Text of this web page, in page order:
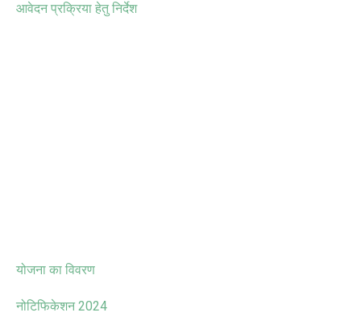
आवेदन प्रक्रिया हेतु निर्देश
योजना का विवरण
नोटिफिकेशन2024